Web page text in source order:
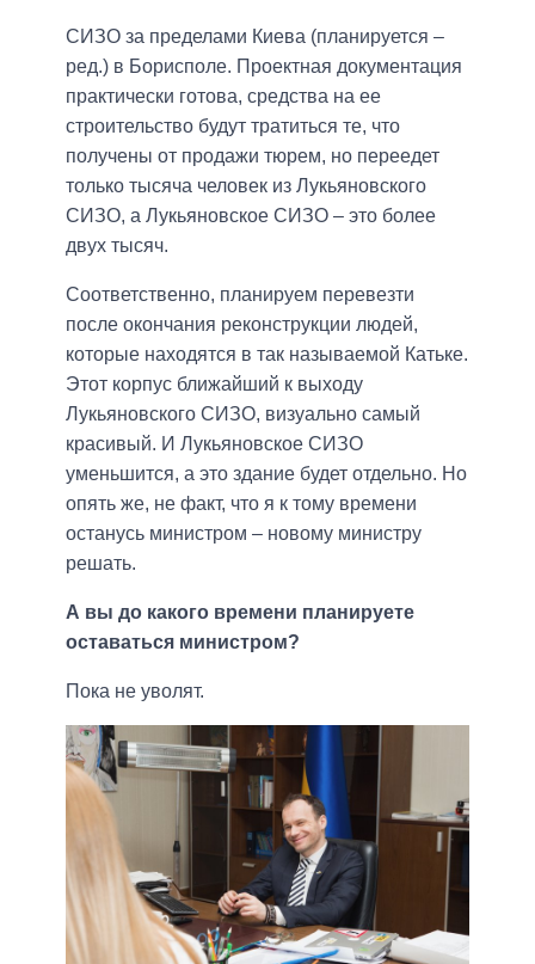
СИЗО за пределами Киева (планируется –
ред.) в Борисполе. Проектная документация
практически готова, средства на ее
строительство будут тратиться те, что
получены от продажи тюрем, но переедет
только тысяча человек из Лукьяновского
СИЗО, а Лукьяновское СИЗО – это более
двух тысяч.
Соответственно, планируем перевезти
после окончания реконструкции людей,
которые находятся в так называемой Катьке.
Этот корпус ближайший к выходу
Лукьяновского СИЗО, визуально самый
красивый. И Лукьяновское СИЗО
уменьшится, а это здание будет отдельно. Но
опять же, не факт, что я к тому времени
останусь министром – новому министру
решать.
А вы до какого времени планируете
оставаться министром?
Пока не уволят.